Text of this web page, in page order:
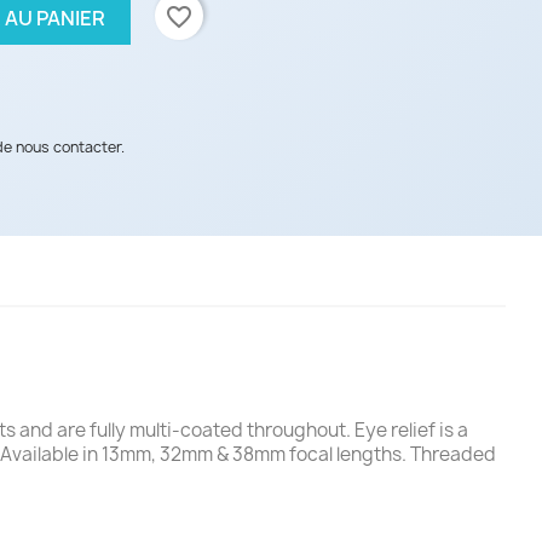
PANIER favorite_border
nous contacter.
and are fully multi-coated throughout. Eye relief is a
in 13mm, 32mm & 38mm focal lengths. Threaded